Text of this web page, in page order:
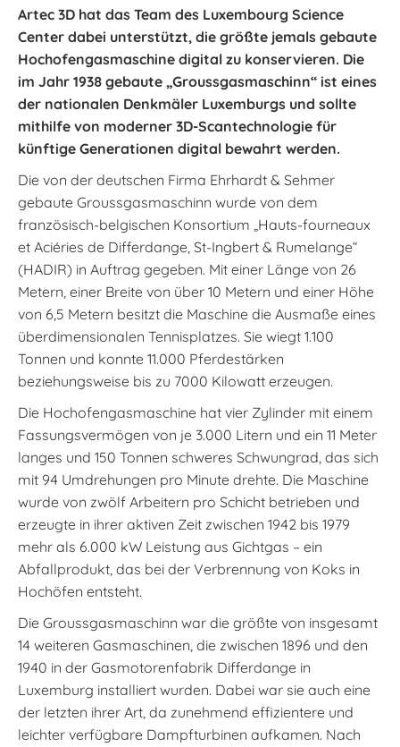
Artec 3D hat das Team des Luxembourg Science
Center dabei unterstützt, die größte jemals gebaute
Hochofengasmaschine digital zu konservieren. Die
im Jahr 1938 gebaute „Groussgasmaschinn“ ist eines
der nationalen Denkmäler Luxemburgs und sollte
mithilfe von moderner 3D-Scantechnologie für
künftige Generationen digital bewahrt werden.
Die von der deutschen Firma Ehrhardt & Sehmer
gebaute Groussgasmaschinn wurde von dem
französisch-belgischen Konsortium „Hauts-fourneaux
et Aciéries de Differdange, St-Ingbert & Rumelange“
(HADIR) in Auftrag gegeben. Mit einer Länge von 26
Metern, einer Breite von über 10 Metern und einer Höhe
von 6,5 Metern besitzt die Maschine die Ausmaße eines
überdimensionalen Tennisplatzes. Sie wiegt 1.100
Tonnen und konnte 11.000 Pferdestärken
beziehungsweise bis zu 7000 Kilowatt erzeugen.
Die Hochofengasmaschine hat vier Zylinder mit einem
Fassungsvermögen von je 3.000 Litern und ein 11 Meter
langes und 150 Tonnen schweres Schwungrad, das sich
mit 94 Umdrehungen pro Minute drehte. Die Maschine
wurde von zwölf Arbeitern pro Schicht betrieben und
erzeugte in ihrer aktiven Zeit zwischen 1942 bis 1979
mehr als 6.000 kW Leistung aus Gichtgas – ein
Abfallprodukt, das bei der Verbrennung von Koks in
Hochöfen entsteht.
Die Groussgasmaschinn war die größte von insgesamt
14 weiteren Gasmaschinen, die zwischen 1896 und den
1940 in der Gasmotorenfabrik Differdange in
Luxemburg installiert wurden. Dabei war sie auch eine
der letzten ihrer Art, da zunehmend effizientere und
leichter verfügbare Dampfturbinen aufkamen. Nach